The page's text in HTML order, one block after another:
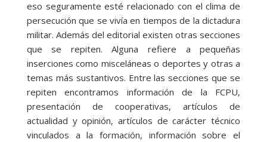
eso seguramente esté relacionado con el clima de
persecución que se vivía en tiempos de la dictadura
militar. Además del editorial existen otras secciones
que se repiten. Alguna refiere a pequeñas
inserciones como misceláneas o deportes y otras a
temas más sustantivos. Entre las secciones que se
repiten encontramos información de la FCPU,
presentación de cooperativas, artículos de
actualidad y opinión, artículos de carácter técnico
vinculados a la formación, información sobre el